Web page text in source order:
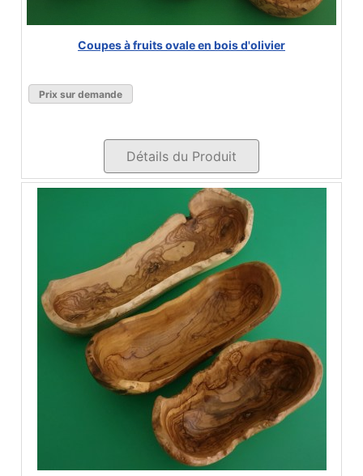
Coupes à fruits ovale en bois d'olivier
Prix sur demande
Détails du Produit